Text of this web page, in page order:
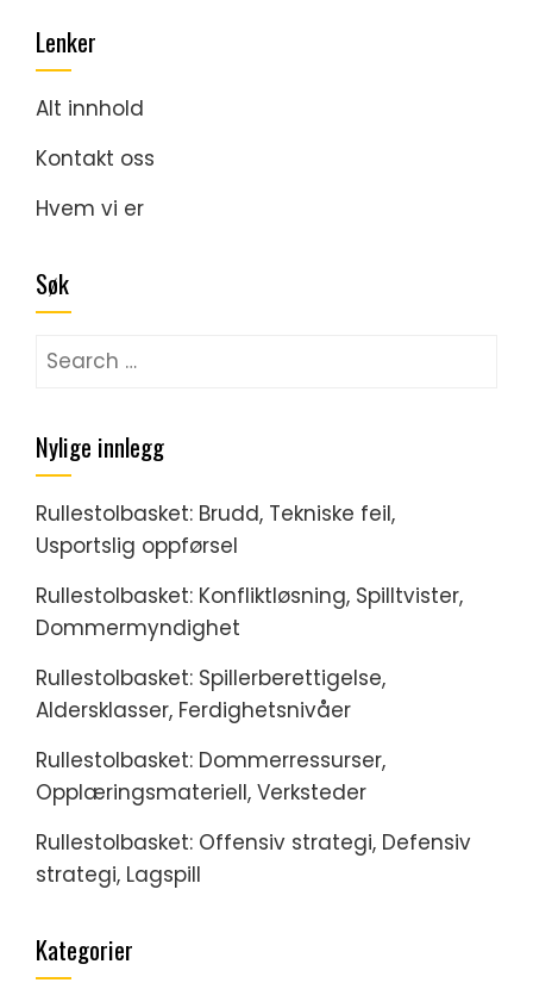
Lenker
Alt innhold
Kontakt oss
Hvem vi er
Søk
Search
Nylige innlegg
Rullestolbasket: Brudd, Tekniske feil,
Usportslig oppførsel
Rullestolbasket: Konfliktløsning, Spilltvister,
Dommermyndighet
Rullestolbasket: Spillerberettigelse,
Aldersklasser, Ferdighetsnivåer
Rullestolbasket: Dommerressurser,
Opplæringsmateriell, Verksteder
Rullestolbasket: Offensiv strategi, Defensiv
strategi, Lagspill
Kategorier